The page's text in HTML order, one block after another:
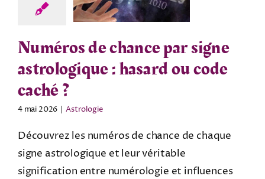
Numéros de chance par signe
astrologique : hasard ou code
caché ?
4 mai 2026 | Astrologie
Découvrez les numéros de chance de chaque
signe astrologique et leur véritable
signification entre numérologie et influences